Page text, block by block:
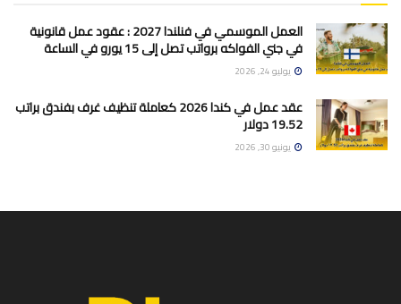
العمل الموسمي في فنلندا 2027 : عقود عمل قانونية
في جني الفواكه برواتب تصل إلى 15 يورو في الساعة
يوليو 24, 2026
عقد عمل في كندا 2026 كعاملة تنظيف غرف بفندق براتب
19.52 دولار
يونيو 30, 2026